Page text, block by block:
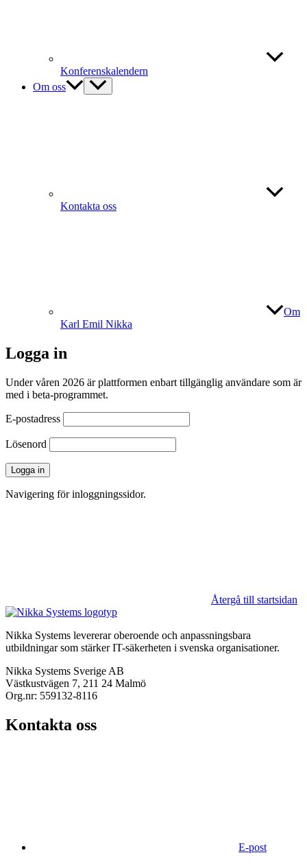
Konferenskalendern
Om oss
Kontakta oss
Om
Karl Emil Nikka
Logga in
Under våren 2026 är plattformen enbart tillgänglig användare som är
med i beta-programmet.
E-postadress
Lösenord
Logga in
Navigering för inloggningssidor.
Återgå till startsidan
Nikka Systems levererar oberoende och anpassningsbara
utbildningar som stärker IT-säkerheten i svenska organisationer.
Nikka Systems Sverige AB
Västkustvägen 7, 211 24 Malmö
Org.nr: 559132-8116
Kontakta oss
E-post